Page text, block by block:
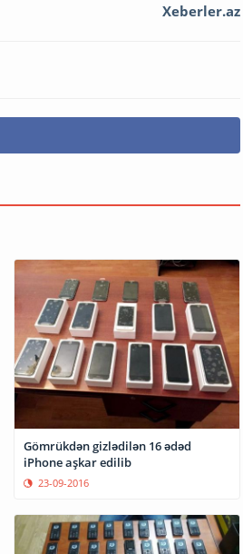
Xeberler.az
Gömrükdən gizlədilən 16 ədəd
iPhone aşkar edilib
23-09-2016